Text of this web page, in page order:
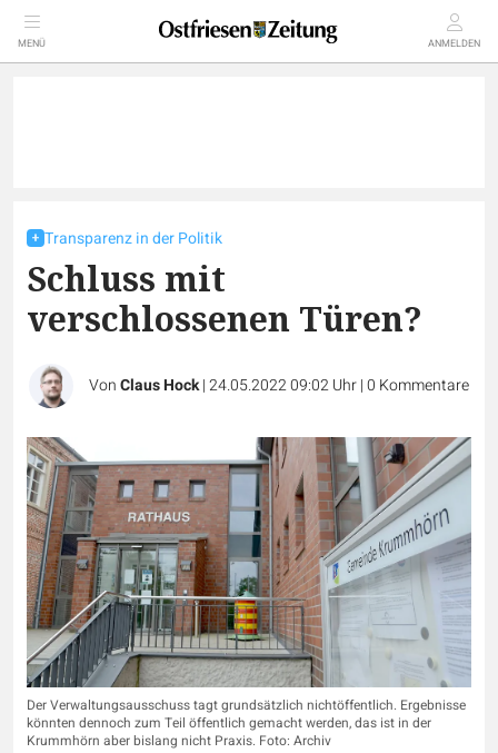
MENÜ ANMELDEN
Transparenz in der Politik
Schluss mit
verschlossenen Türen?
VonClaus Hock|24.05.2022 09:02 Uhr|0 Kommentare
Der Verwaltungsausschuss tagt grundsätzlich nichtöffentlich. Ergebnisse
könnten dennoch zum Teil öffentlich gemacht werden, das ist in der
Krummhörn aber bislang nicht Praxis. Foto: Archiv